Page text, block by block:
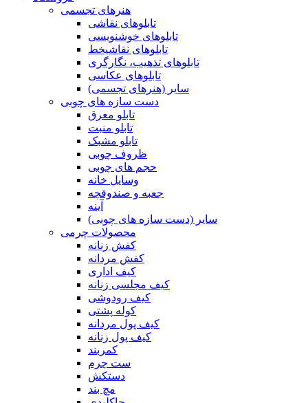
هنرهای تجسمی
تابلوهای نقاشی
تابلوهای خوشنویسی
تابلوهای نقاشیخط
تابلوهای تذهیب، نگارگری
تابلوهای عکاسی
سایر (هنرهای تجسمی)
دست سازه های چوبی
تابلو معرق
تابلو منبت
تابلو مشبک
ظروف چوبی
حجم های چوبی
وسایل خانه
جعبه و صندوقچه
آینه
سایر (دست سازه های چوبی)
محصولات چرمی
کفش زنانه
کفش مردانه
کیف اداری
کیف مجلسی زنانه
کیف رودوشی
کوله پشتی
کیف پول مردانه
کیف پول زنانه
کمربند
ست چرم
دستکش
مچ بند